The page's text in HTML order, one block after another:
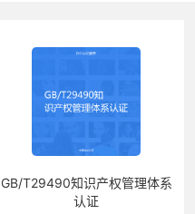
GB/T29490知识产权管理体系
认证